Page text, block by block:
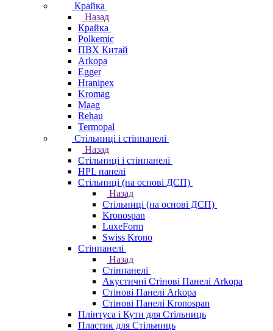
Крайка
Назад
Крайка
Polkemic
ПВХ Китай
Arkopa
Egger
Hranipex
Kromag
Maag
Rehau
Termopal
Стільниці і стінпанелі
Назад
Стільниці і стінпанелі
HPL панелі
Стільниці (на основі ДСП)
Назад
Стільниці (на основі ДСП)
Kronospan
LuxeForm
Swiss Krono
Стінпанелі
Назад
Стінпанелі
Акустичні Стінові Панелі Аrkopa
Стінові Панелі Arkopa
Стінові Панелі Kronospan
Плінтуса і Кути для Стільниць
Пластик для Стільниць